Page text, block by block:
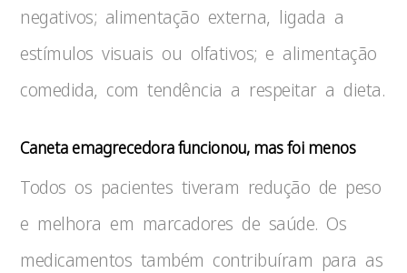
negativos; alimentação externa, ligada a
estímulos visuais ou olfativos; e alimentação
comedida, com tendência a respeitar a dieta.
Caneta emagrecedora funcionou, mas foi menos
Todos os pacientes tiveram redução de peso
e melhora em marcadores de saúde. Os
medicamentos também contribuíram para as